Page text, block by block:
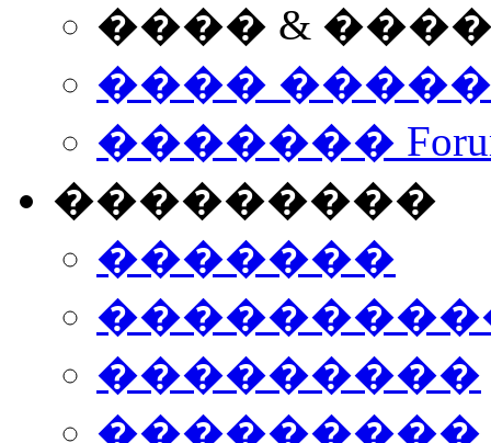
���� &
����
�������
���������
�������
���������
���������